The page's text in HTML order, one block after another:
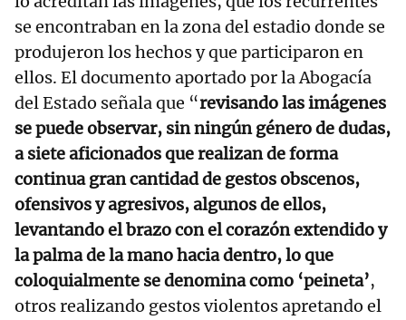
se encontraban en la zona del estadio donde se
produjeron los hechos y que participaron en
ellos. El documento aportado por la Abogacía
del Estado señala que “revisando las imágenes
se puede observar, sin ningún género de dudas,
a siete aficionados que realizan de forma
continua gran cantidad de gestos obscenos,
ofensivos y agresivos, algunos de ellos,
levantando el brazo con el corazón extendido y
la palma de la mano hacia dentro, lo que
coloquialmente se denomina como ‘peineta’,
otros realizando gestos violentos apretando el